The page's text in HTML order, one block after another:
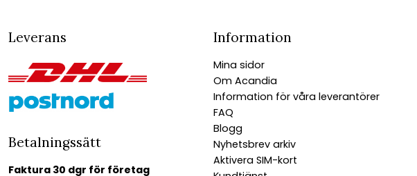
Leverans
Betalningssätt
Faktura 30 dgr för företag
Information
Mina sidor
Om Acandia
Information för våra leverantörer
FAQ
Blogg
Nyhetsbrev arkiv
Aktivera SIM-kort